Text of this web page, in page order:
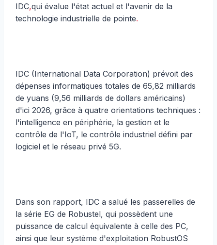
IDC,qui évalue l'état actuel et l'avenir de la
technologie industrielle de pointe.
IDC (International Data Corporation) prévoit des
dépenses informatiques totales de 65,82 milliards
de yuans (9,56 milliards de dollars américains)
d'ici 2026, grâce à quatre orientations techniques :
l'intelligence en périphérie, la gestion et le
contrôle de l'IoT, le contrôle industriel défini par
logiciel et le réseau privé 5G.
Dans son rapport, IDC a salué les passerelles de
la série EG de Robustel, qui possèdent une
puissance de calcul équivalente à celle des PC,
ainsi que leur système d'exploitation RobustOS